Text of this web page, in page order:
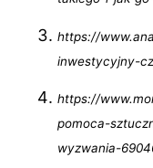
https://
inwestycyjny-
https://
pomoca-
wyzwania-